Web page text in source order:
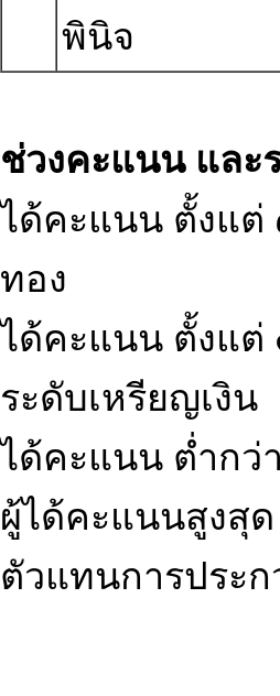
พินิจ
ช่วงคะแนน และ
ได้คะแนน ตั้งแต่
ทอง
ได้คะแนน ตั้งแต่
ระดับเหรียญเงิน
ได้คะแนน ต่ำกว่
ผู้ได้คะแนนสูงสุ
ตัวแทนการประ